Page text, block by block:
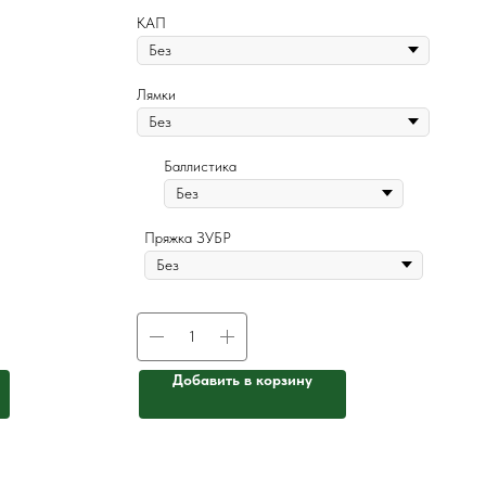
КАП
Лямки
Баллистика
Пряжка ЗУБР
Добавить в корзину